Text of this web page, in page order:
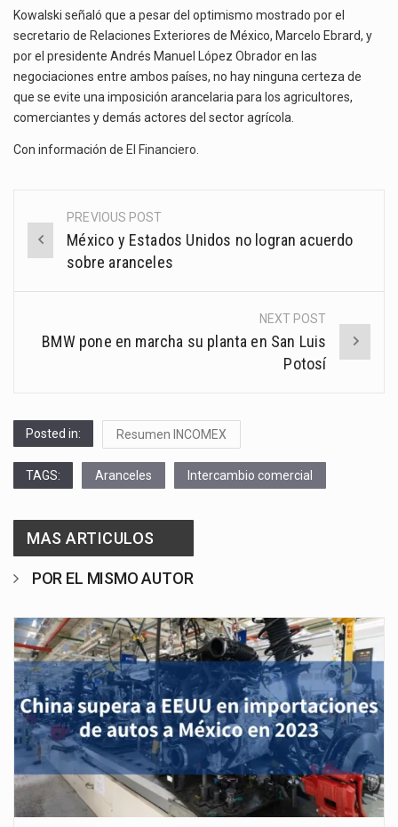
Kowalski señaló que a pesar del optimismo mostrado por el
secretario de Relaciones Exteriores de México, Marcelo Ebrard, y
por el presidente Andrés Manuel López Obrador en las
negociaciones entre ambos países, no hay ninguna certeza de
que se evite una imposición arancelaria para los agricultores,
comerciantes y demás actores del sector agrícola.
Con información de El Financiero
Post
navigation
PREVIOUS POST
México y Estados Unidos no logran acuerdo
sobre aranceles
NEXT POST
BMW pone en marcha su planta en San Luis
Potosí
Posted in: Resumen INCOMEX
TAGS: Aranceles Intercambio comercial
MAS ARTICULOS
POR EL MISMO AUTOR